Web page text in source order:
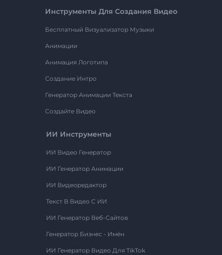
Инструменты Для Создания Видео
Бесплатный Визуализатор Музыки
Анимации
Анимация Логотипа
Создание Интро
Генератор Анимации Текста
Создайте Видео
ИИ Инструменты
ИИ Видео Генератор
ИИ Генератор Анимации
ИИ Видеоредактор
Текст В Видео С ИИ
ИИ Генератор Веб-Сайтов
Генератор Бизнес - Имён
ИИ Генератор Видео Для TikTok